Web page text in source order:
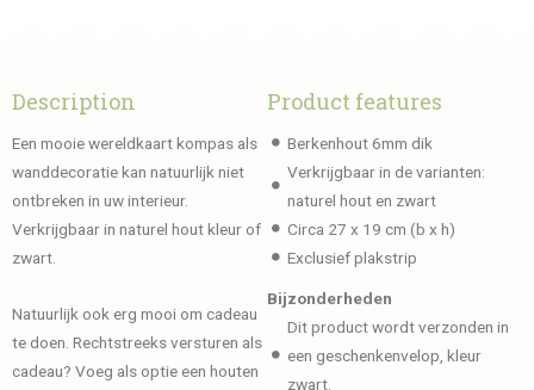
Description
Een mooie wereldkaart kompas als
wanddecoratie kan natuurlijk niet
ontbreken in uw interieur.
Verkrijgbaar in naturel hout kleur of
zwart.
Natuurlijk ook erg mooi om cadeau
te doen. Rechtstreeks versturen als
cadeau? Voeg als optie een houten
Product features
Berkenhout 6mm dik
Verkrijgbaar in de varianten:
naturel hout en zwart
Circa 27 x 19 cm (b x h)
Exclusief plakstrip
Bijzonderheden
Dit product wordt verzonden in
een geschenkenvelop, kleur
zwart.